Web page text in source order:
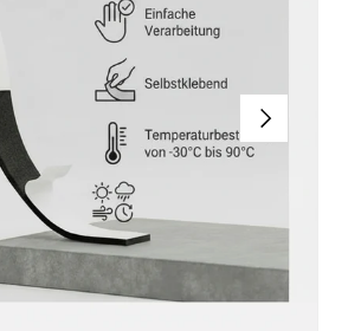
NÄCHSTE